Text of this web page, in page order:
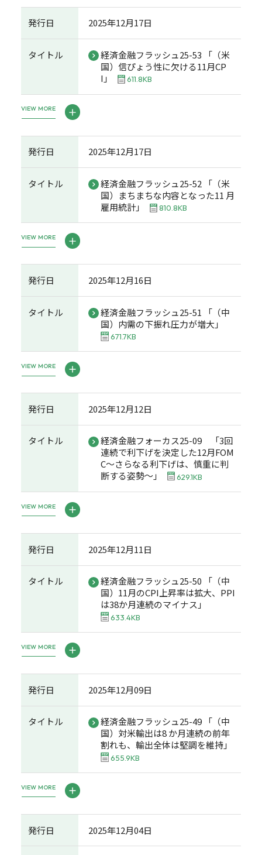
発行日 2025年12月17日
タイトル
経済金融フラッシュ25-53 「（米
国）信ぴょう性に欠ける11月CP
I」
611.8KB
VIEW MORE
発行日 2025年12月17日
タイトル
経済金融フラッシュ25-52 「（米
国）まちまちな内容となった11 月
雇用統計」
810.8KB
VIEW MORE
発行日 2025年12月16日
タイトル
経済金融フラッシュ25-51 「（中
国）内需の下振れ圧力が増大」
671.7KB
VIEW MORE
発行日 2025年12月12日
タイトル
経済金融フォーカス25-09 「3回
連続で利下げを決定した12月FOM
C～さらなる利下げは、慎重に判
断する姿勢～」
629.1KB
VIEW MORE
発行日 2025年12月11日
タイトル
経済金融フラッシュ25-50 「（中
国）11月のCPI上昇率は拡大、PPI
は38か月連続のマイナス」
633.4KB
VIEW MORE
発行日 2025年12月09日
タイトル
経済金融フラッシュ25-49 「（中
国）対米輸出は8 か月連続の前年
割れも、輸出全体は堅調を維持」
655.9KB
VIEW MORE
発行日 2025年12月04日